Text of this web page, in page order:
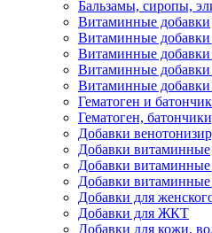
Бальзамы, сиропы,
Витаминные добавки
Витаминные добавки
Витаминные добавки
Витаминные
Витаминные
Гематоген и
Гематоген,
Добавки
Добавки витаминные
Добавки витаминные
Добавки витаминные
Добавки для
Добавки для ЖКТ
Добавки для кожи,